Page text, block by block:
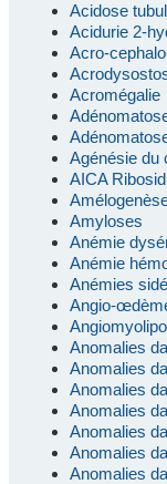
Acidose
Acidurie 2-
Acro-
Acromégalie
Agénésie du
AICA
Amyloses
Anémie
Anémie
Anémies
Angio-
Anomalies
Anomalies
Anomalies
Anomalies
Anomalies
Anomalies
Anomalies